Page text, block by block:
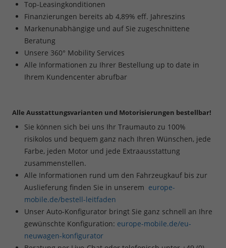
Top-Leasingkonditionen
Finanzierungen bereits ab 4,89% eff. Jahreszins
Markenunabhängige und auf Sie zugeschnittene
Beratung
Unsere 360° Mobility Services
Alle Informationen zu Ihrer Bestellung up to date in
Ihrem Kundencenter abrufbar
Alle Ausstattungsvarianten und Motorisierungen bestellbar!
Sie können sich bei uns Ihr Traumauto zu 100%
risikolos und bequem ganz nach Ihren Wünschen, jede
Farbe, jeden Motor und jede Extraausstattung
zusammenstellen.
Alle Informationen rund um den Fahrzeugkauf bis zur
Auslieferung finden Sie in unserem europe-
mobile.de/bestell-leitfaden
Unser Auto-Konfigurator bringt Sie ganz schnell an Ihre
gewünschte Konfiguration: europe-mobile.de/eu-
neuwagen-konfigurator